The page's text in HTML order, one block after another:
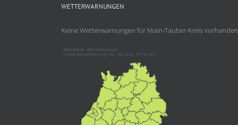
WETTERWARNUNGEN
Keine Wetterwarnungen für Main-Tauber-Kreis vorhanden